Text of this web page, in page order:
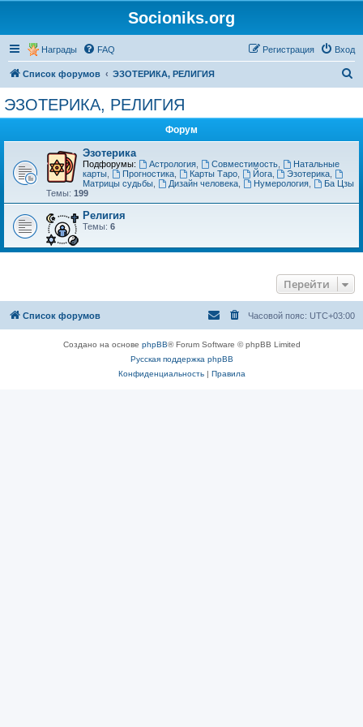
Socioniks.org
Награды FAQ Вход
Регистрация
Список форумов ЭЗОТЕРИКА, РЕЛИГИЯ
ЭЗОТЕРИКА, РЕЛИГИЯ
Форум
Эзотерика
Подфорумы: Астрология, Совместимость,
Натальные
карты
Прогностика, Карты Таро, Йога, Эзотерика
Матрицы судьбы
Дизайн человека, Нумерология,
Ба Цзы
Темы: 199
Религия
Темы: 6
Перейти
Список форумов Часовой пояс: UTC+03:00
Создано на основе phpBB® Forum Software © phpBB Limited
Русская поддержка phpBB
Конфиденциальность| Правила